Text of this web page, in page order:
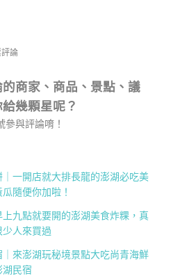
論
商家、商品、景點、議
幾顆星呢？
參與評論唷！
一開店就大排長龍的澎湖必吃美
隨便你加啦！
九點就要開的澎湖美食炸粿，真
人來買過
來澎湖玩秘境景點大吃尚青海鮮
民宿